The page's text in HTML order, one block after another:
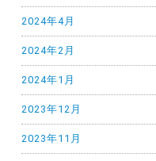
2024年4月
2024年2月
2024年1月
2023年12月
2023年11月